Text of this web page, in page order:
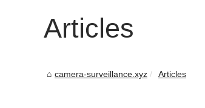
Articles
camera-surveillance.xyz Articles